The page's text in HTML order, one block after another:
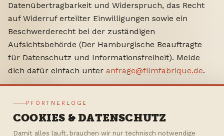
Datenübertragbarkeit und Widerspruch, das Recht
auf Widerruf erteilter Einwilligungen sowie ein
Beschwerderecht bei der zuständigen
Aufsichtsbehörde (Der Hamburgische Beauftragte
für Datenschutz und Informationsfreiheit). Melde
dich dafür einfach unter anfrage@filmfabrique.de.
FilmFabrique · HamburgerKino e.V. ·
Stockmeyerstr. 43, 20457 Hamburg
PFÖRTNERLOGE
COOKIES & DATENSCHUTZ
Damit alles läuft, brauchen wir nur technisch notwendige